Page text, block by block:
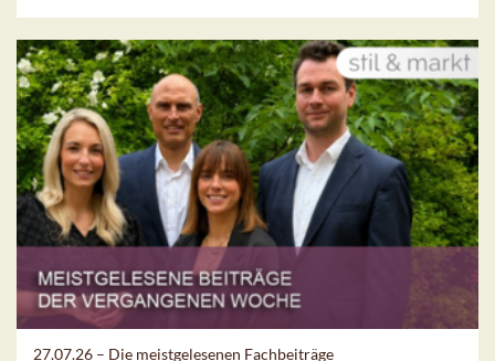
27.07.26 – Die meistgelesenen Fachbeiträge